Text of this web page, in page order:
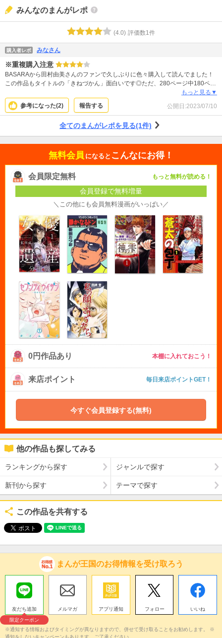
みんなのまんがレポ
(4.0) 評価数1件
購入者レポ みなさん
※重複購入注意
BASARAから田村由美さんのファンで久しぶりに色々購入して読んでました！
この作品もタイトルの「きねづかん」面白いです◎ただ、280ページ中180ペー
ジがつい先程購入した「X–DAY」収録の短編とカブッててビックリしました！
よく見ると注意書きして下さってたので私の不注意ですが、作者さんファンで
うっかりジャケ買いすると後悔します。私的にはどちらか一冊購入するならこ
もっと見る▼
参考になった(2) 報告する 公開日:2023/07/10
全てのまんがレポを見る(1件)
無料会員 になると こんなにお得！
会員限定無料 もっと無料が読める！
会員登録で無料増量
＼この他にも会員無料漫画がいっぱい／
0円作品あり 本棚に入れておこう！
来店ポイント 毎日来店ポイントGET！
今すぐ会員登録する(無料)
他の作品も探してみる
ランキングから探す ジャンルで探す
新刊から探す テーマで探す
この作品を共有する
まんが王国のお得情報を受け取ろう
友だち追加
限定クーポン
メルマガ アプリ通知 フォロー いいね
※通知する情報およびタイミングが異なりますので、併せて受け取ることをお勧めします。 ※
通知をしないキャンペーンもあります。ご了承ください。